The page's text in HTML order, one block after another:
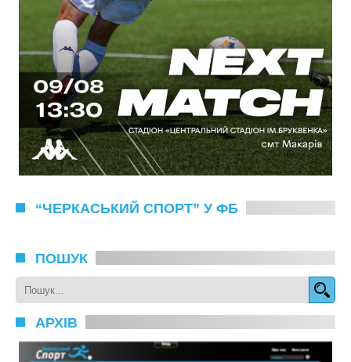
“ЧЕРКАСЬКИЙ СПОРТ” У ФБ
ПОШУК
АРХІВ